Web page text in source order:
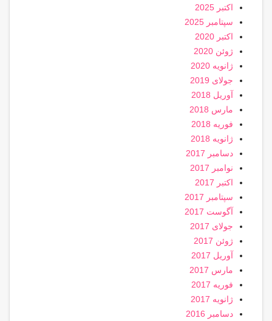
اکتبر 2025
سپتامبر 2025
اکتبر 2020
ژوئن 2020
ژانویه 2020
جولای 2019
آوریل 2018
مارس 2018
فوریه 2018
ژانویه 2018
دسامبر 2017
نوامبر 2017
اکتبر 2017
سپتامبر 2017
آگوست 2017
جولای 2017
ژوئن 2017
آوریل 2017
مارس 2017
فوریه 2017
ژانویه 2017
دسامبر 2016